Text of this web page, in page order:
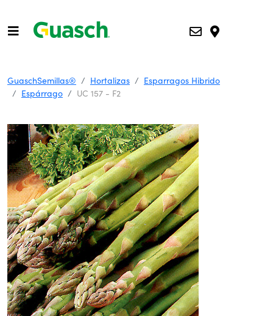
GuaschSemillas® Hortalizas
Esparragos Hibrido
Espárrago
UC 157 - F2